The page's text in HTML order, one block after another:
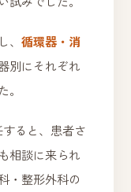
、循環器・消
別にそれぞれ
ると、患者さ
相談に来られ
・整形外科の